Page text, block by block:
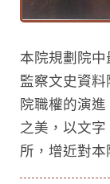
本院規劃院
監察文史資
院職權的演
之美，以文
所，增近對本